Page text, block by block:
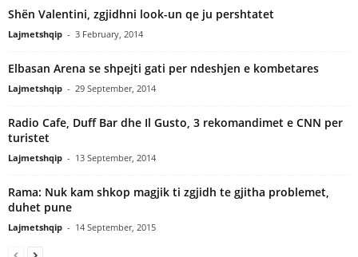
Shën Valentini, zgjidhni look-un qe ju pershtatet
Lajmetshqip - 3 February, 2014
Elbasan Arena se shpejti gati per ndeshjen e kombetares
Lajmetshqip - 29 September, 2014
Radio Cafe, Duff Bar dhe Il Gusto, 3 rekomandimet e CNN per
turistet
Lajmetshqip - 13 September, 2014
Rama: Nuk kam shkop magjik ti zgjidh te gjitha problemet,
duhet pune
Lajmetshqip - 14 September, 2015